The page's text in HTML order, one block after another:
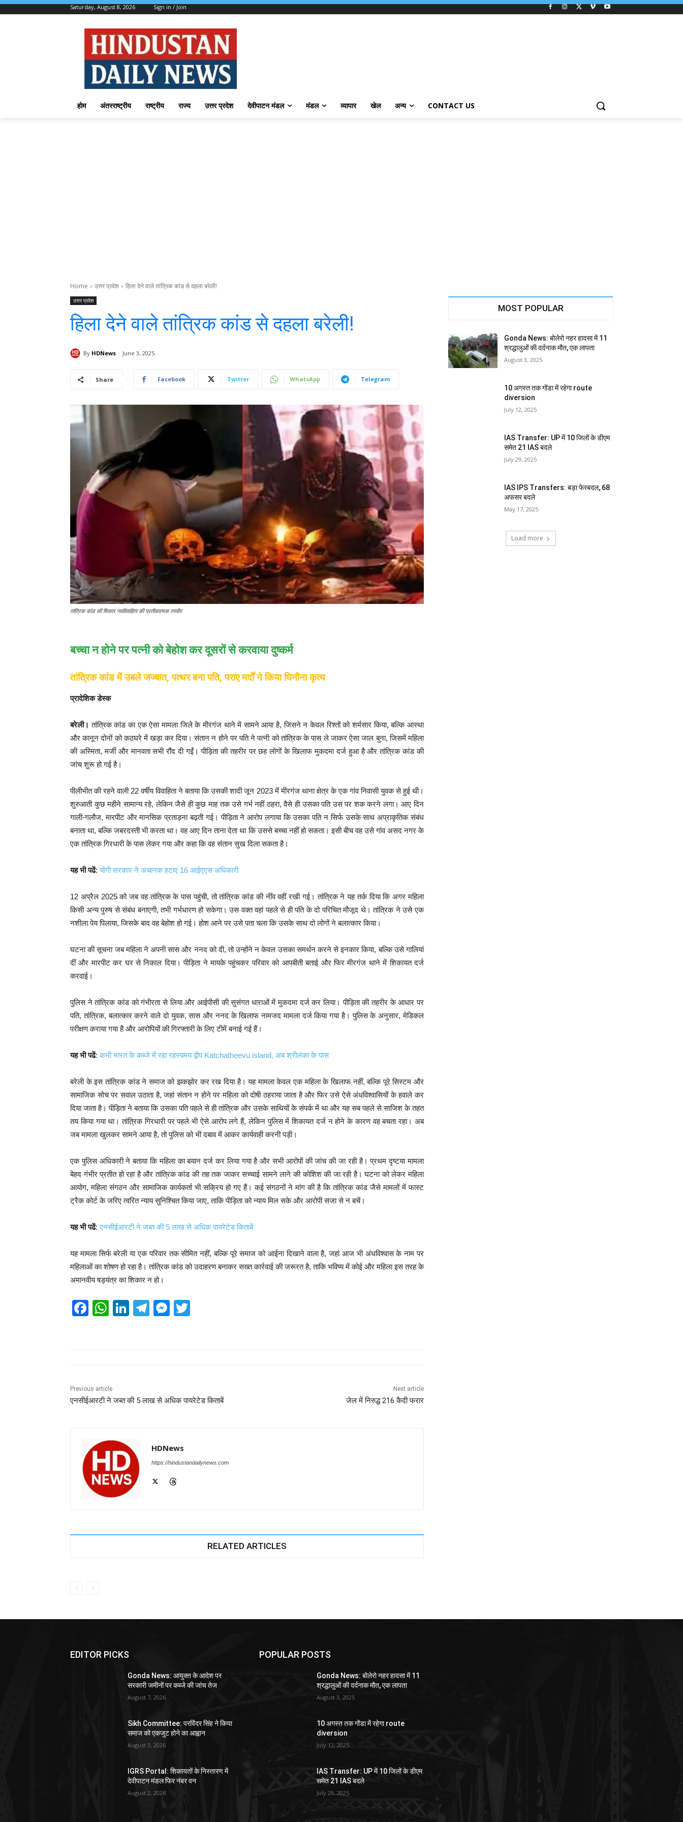
Saturday, August 8, 2026 Sign in / Join
होम अंतरराष्ट्रीय राष्ट्रीय राज्य उत्तर प्रदेश देवीपाटन मंडल मंडल व्यापार खेल अन्य CONTACT US
Home उत्तर प्रदेश हिला देने वाले तांत्रिक कांड से दहला बरेली!
उत्तर प्रदेश
हिला देने वाले तांत्रिक कांड से दहला बरेली!
By HDNews June 3, 2025
Share Facebook Twitter WhatsApp Telegram
तांत्रिक कांड की शिकार नवविवाहिता की प्रतीकात्मक तस्वीर
बच्चा न होने पर पत्नी को बेहोश कर दूसरों से करवाया दुष्कर्म
तांत्रिक कांड में उबले जज्बात, पत्थर बना पति, पराए मर्दों ने किया घिनौना कृत्य
प्रादेशिक डेस्क
बरेली। तांत्रिक कांड का एक ऐसा मामला जिले के मीरगंज थाने में सामने आया है, जिसने न केवल रिश्तों को शर्मसार किया, बल्कि आस्था
और कानून दोनों को कठघरे में खड़ा कर दिया। संतान न होने पर पति ने पत्नी को तांत्रिक के पास ले जाकर ऐसा जाल बुना, जिसमें महिला
की अस्मिता, मर्जी और मानवता सभी रौंद दी गईं। पीड़िता की तहरीर पर छह लोगों के खिलाफ मुकदमा दर्ज हुआ है और तांत्रिक कांड की
जांच शुरू हो गई है।
पीलीभीत की रहने वाली 22 वर्षीय विवाहिता ने बताया कि उसकी शादी जून 2023 में मीरगंज थाना क्षेत्र के एक गांव निवासी युवक से हुई थी।
शुरुआती कुछ महीने सामान्य रहे, लेकिन जैसे ही कुछ माह तक उसे गर्भ नहीं ठहरा, वैसे ही उसका पति उस पर शक करने लगा। आए दिन
गाली-गलौज, मारपीट और मानसिक प्रताड़ना बढ़ती गई। पीड़िता ने आरोप लगाया कि उसका पति न सिर्फ उसके साथ अप्राकृतिक संबंध
बनाता था, बल्कि जबरदस्ती भी करता था। वह आए दिन ताना देता था कि उससे बच्चा नहीं हो सकता। इसी बीच वह उसे गांव असद नगर के
एक तांत्रिक गिरधारी के पास लेकर गया और कहा कि वह संतान सुख दिला सकता है।
यह भी पढें:योगी सरकार ने अचानक हटाए 16 आईएएस अधिकारी
12 अप्रैल 2025 को जब वह तांत्रिक के पास पहुंची, तो तांत्रिक कांड की नींव वहीं रखी गई। तांत्रिक ने यह तर्क दिया कि अगर महिला
किसी अन्य पुरुष से संबंध बनाएगी, तभी गर्भधारण हो सकेगा। उस वक्त वहां पहले से ही पति के दो परिचित मौजूद थे। तांत्रिक ने उसे एक
नशीला पेय पिलाया, जिसके बाद वह बेहोश हो गई। होश आने पर उसे पता चला कि उसके साथ दो लोगों ने बलात्कार किया।
घटना की सूचना जब महिला ने अपनी सास और ननद को दी, तो उन्होंने न केवल उसका समर्थन करने से इनकार किया, बल्कि उसे गालियां
दीं और मारपीट कर घर से निकाल दिया। पीड़िता ने मायके पहुंचकर परिवार को आपबीती बताई और फिर मीरगंज थाने में शिकायत दर्ज
करवाई।
पुलिस ने तांत्रिक कांड को गंभीरता से लिया और आईपीसी की सुसंगत धाराओं में मुकदमा दर्ज कर लिया। पीड़िता की तहरीर के आधार पर
पति, तांत्रिक, बलात्कार करने वाले दो युवक, सास और ननद के खिलाफ नामजद मामला दर्ज किया गया है। पुलिस के अनुसार, मेडिकल
परीक्षण कराया गया है और आरोपियों की गिरफ्तारी के लिए टीमें बनाई गई हैं।
यह भी पढें:कभी भारत के कब्जे में रहा रहस्यमय द्वीप Katchatheevu island, अब श्रीलंका के पास
बरेली के इस तांत्रिक कांड ने समाज को झकझोर कर रख दिया है। यह मामला केवल एक महिला के खिलाफ नहीं, बल्कि पूरे सिस्टम और
सामाजिक सोच पर सवाल उठाता है, जहां संतान न होने पर महिला को दोषी ठहराया जाता है और फिर उसे ऐसे अंधविश्वासियों के हवाले कर
दिया जाता है। पीड़िता ने बताया कि उसका पति पहले से ही तांत्रिक और उसके साथियों के संपर्क में था और यह सब पहले से साजिश के तहत
तय किया गया था। तांत्रिक गिरधारी पर पहले भी ऐसे आरोप लगे हैं, लेकिन पुलिस में शिकायत दर्ज न होने के कारण वह बचता रहा। अब
जब मामला खुलकर सामने आया है, तो पुलिस को भी दबाव में आकर कार्यवाही करनी पड़ी।
एक पुलिस अधिकारी ने बताया कि महिला का बयान दर्ज कर लिया गया है और सभी आरोपों की जांच की जा रही है। प्रथम दृष्टया मामला
बेहद गंभीर प्रतीत हो रहा है और तांत्रिक कांड की तह तक जाकर सच्चाई सामने लाने की कोशिश की जा रही है। घटना को लेकर महिला
आयोग, महिला संगठन और सामाजिक कार्यकर्ता भी सक्रिय हो गए हैं। कई संगठनों ने मांग की है कि तांत्रिक कांड जैसे मामलों में फास्ट
ट्रैक कोर्ट के जरिए त्वरित न्याय सुनिश्चित किया जाए, ताकि पीड़िता को न्याय मिल सके और आरोपी सजा से न बचें।
यह भी पढें:एनसीईआरटी ने जब्त की 5 लाख से अधिक पायरेटेड किताबें
यह मामला सिर्फ बरेली या एक परिवार तक सीमित नहीं, बल्कि पूरे समाज को आईना दिखाने वाला है, जहां आज भी अंधविश्वास के नाम पर
महिलाओं का शोषण हो रहा है। तांत्रिक कांड को उदाहरण बनाकर सख्त कार्रवाई की जरूरत है, ताकि भविष्य में कोई और महिला इस तरह के
अमानवीय षड्यंत्र का शिकार न हो।
F
o
o
W
p
p
Li
T
M
er
Previous article
एनसीईआरटी ने जब्त की 5 लाख से अधिक पायरेटेड किताबें
Next article
जेल में निरुद्ध 216 कैदी फरार
HDNews
https://hindustandailynews.com
RELATED ARTICLES
MOST POPULAR
Gonda News: बोलेरो नहर हादसा में 11
श्रद्धालुओं की दर्दनाक मौत, एक लापता
August 3, 2025
10 अगस्त तक गोंडा में रहेगा route
diversion
July 12, 2025
IAS Transfer: UP में 10 जिलों के डीएम
समेत 21 IAS बदले
July 29, 2025
IAS IPS Transfers: बड़ा फेरबदल, 68
अफसर बदले
May 17, 2025
Load more
EDITOR PICKS
Gonda News: आयुक्त के आदेश पर
सरकारी जमीनों पर कब्जे की जांच तेज
August 7, 2026
Sikh Committee: परविंदर सिंह ने किया
समाज को एकजुट होने का आह्वान
August 3, 2026
IGRS Portal: शिकायतों के निस्तारण में
देवीपाटन मंडल फिर नंबर वन
August 2, 2026
POPULAR POSTS
Gonda News: बोलेरो नहर हादसा में 11
श्रद्धालुओं की दर्दनाक मौत, एक लापता
August 3, 2025
10 अगस्त तक गोंडा में रहेगा route
diversion
July 12, 2025
IAS Transfer: UP में 10 जिलों के डीएम
समेत 21 IAS बदले
July 29, 2025